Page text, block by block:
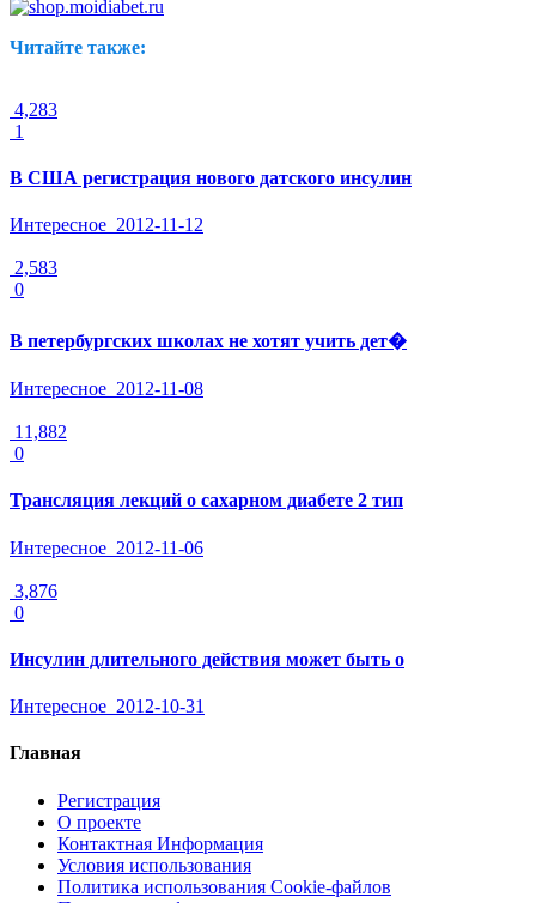
Читайте также:
4,283
1
В США регистрация нового датского инсулин
Интересное 2012-11-12
2,583
0
В петербургских школах не хотят учить дет�
Интересное 2012-11-08
11,882
0
Трансляция лекций о сахарном диабете 2 тип
Интересное 2012-11-06
3,876
0
Инсулин длительного действия может быть о
Интересное 2012-10-31
Главная
Регистрация
О проекте
Контактная Информация
Условия использования
Политика использования Cookie-файлов